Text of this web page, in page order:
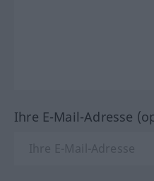
Ihre E-Mail-Adresse